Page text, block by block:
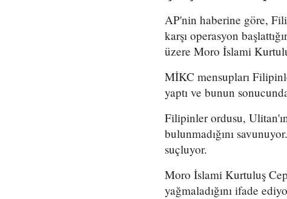
AP'nin haberine göre,
karşı operasyon
üzere Moro İslami
MİKC mensupları
yaptı ve bunun
Filipinler ordusu,
bulunmadığını
suçluyor.
Moro İslami Kurtuluş
yağmaladığını ifade